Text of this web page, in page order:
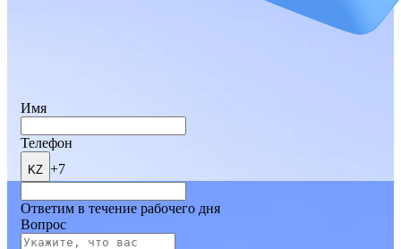
Имя
Телефон
KZ +7
Ответим в течение рабочего дня
Вопрос